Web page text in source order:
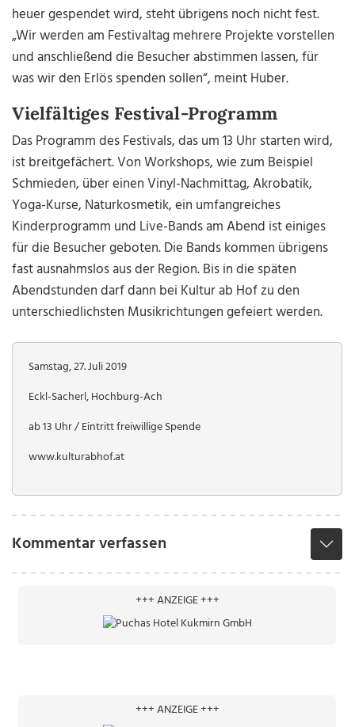
heuer gespendet wird, steht übrigens noch nicht fest.
„Wir werden am Festivaltag mehrere Projekte vorstellen
und anschließend die Besucher abstimmen lassen, für
was wir den Erlös spenden sollen“, meint Huber.
Vielfältiges Festival-Programm
Das Programm des Festivals, das um 13 Uhr starten wird,
ist breitgefächert. Von Workshops, wie zum Beispiel
Schmieden, über einen Vinyl-Nachmittag, Akrobatik,
Yoga-Kurse, Naturkosmetik, ein umfangreiches
Kinderprogramm und Live-Bands am Abend ist einiges
für die Besucher geboten. Die Bands kommen übrigens
fast ausnahmslos aus der Region. Bis in die späten
Abendstunden darf dann bei Kultur ab Hof zu den
unterschiedlichsten Musikrichtungen gefeiert werden.
Samstag, 27. Juli 2019
Eckl-Sacherl, Hochburg-Ach
ab 13 Uhr / Eintritt freiwillige Spende
www.kulturabhof.at
Kommentar verfassen
+++ ANZEIGE +++
+++ ANZEIGE +++